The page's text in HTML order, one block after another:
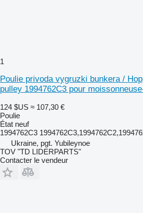
1
Poulie privoda vygruzki bunkera /
pulley 1994762C3 pour
124 $US ≈ 107,30 €
Poulie
État neuf
1994762C3
Ukraine, pgt. Yubileynoe
TOV "TD LIDERPARTS"
Contacter le vendeur